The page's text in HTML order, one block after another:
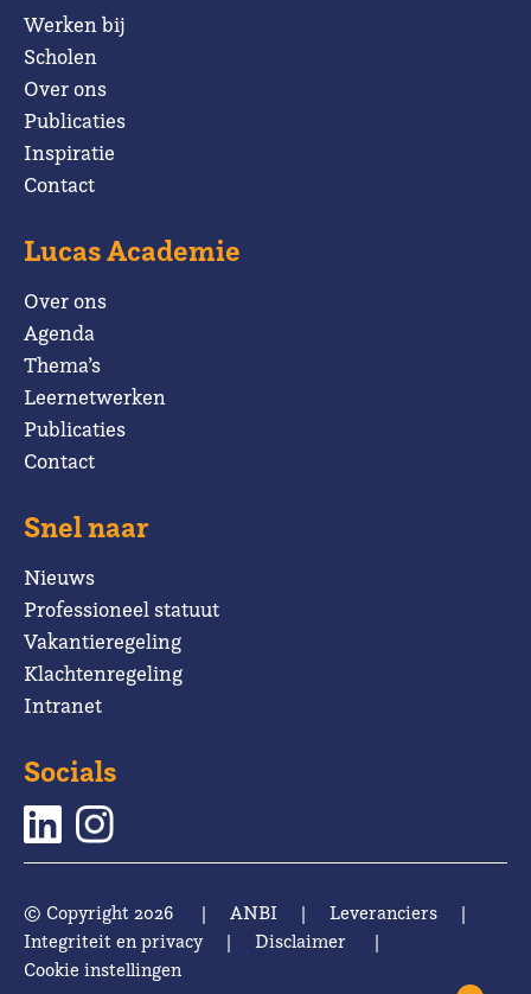
Werken bij
Scholen
Over ons
Publicaties
Inspiratie
Contact
Lucas Academie
Over ons
Agenda
Thema’s
Leernetwerken
Publicaties
Contact
Snel naar
Nieuws
Professioneel statuut
Vakantieregeling
Klachtenregeling
Intranet
Socials
© Copyright 2026 | ANBI | Leveranciers
|
Integriteit en privacy
| Disclaimer
|
Cookie instellingen